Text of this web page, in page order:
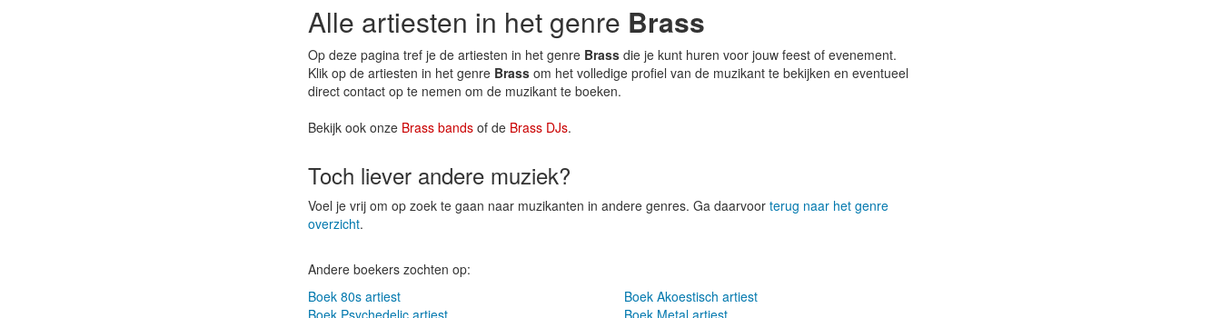
Alle artiesten in het genre Brass
Op deze pagina tref je de artiesten in het genre Brass die je kunt huren voor jouw feest of evenement.
Klik op de artiesten in het genre Brass om het volledige profiel van de muzikant te bekijken en eventueel
direct contact op te nemen om de muzikant te boeken.
Bekijk ook onze Brass bands of de Brass DJs.
Toch liever andere muziek?
Voel je vrij om op zoek te gaan naar muzikanten in andere genres. Ga daarvoor terug naar het genre
overzicht.
Andere boekers zochten op:
Boek 80s artiest
Boek Psychedelic artiest
Boek Akoestisch artiest
Boek Metal artiest